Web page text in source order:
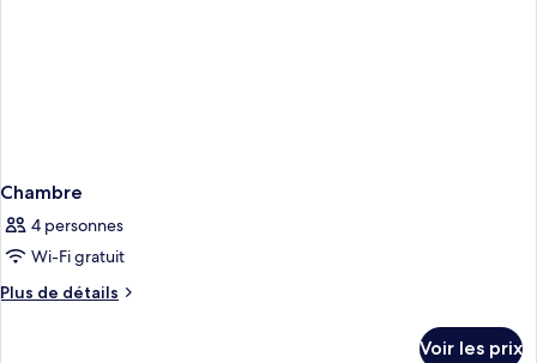
Chambre
4 personnes
Wi-Fi gratuit
Plus de détails
Plus
Voir les prix